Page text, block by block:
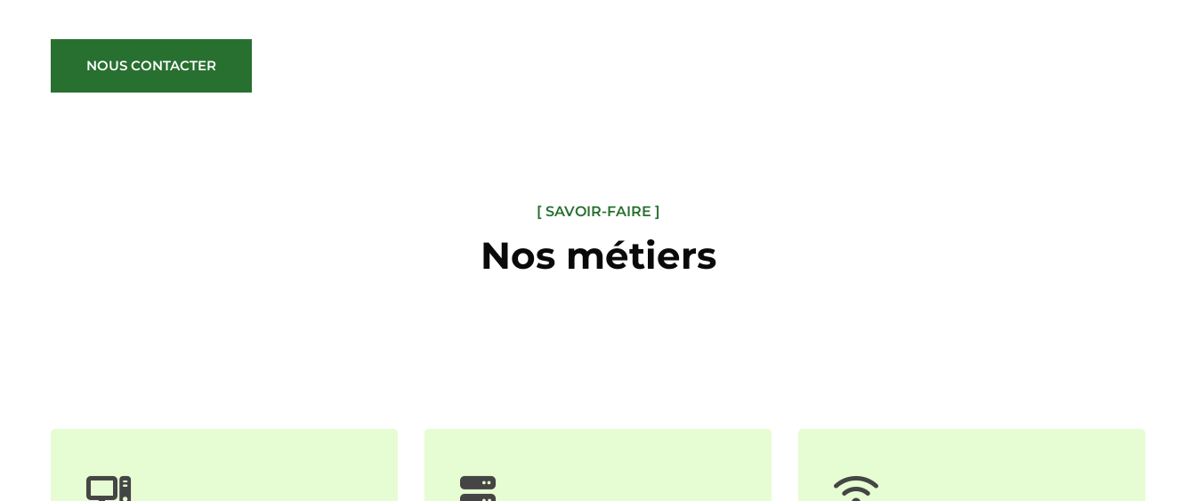
NOUS CONTACTER
[ SAVOIR-FAIRE ]
Nos métiers